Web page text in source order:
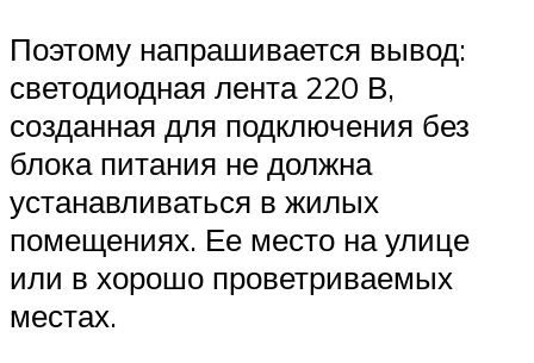
Поэтому напрашивается вывод:
светодиодная лента 220 В,
созданная для подключения без
блока питания не должна
устанавливаться в жилых
помещениях. Ее место на улице
или в хорошо проветриваемых
местах.